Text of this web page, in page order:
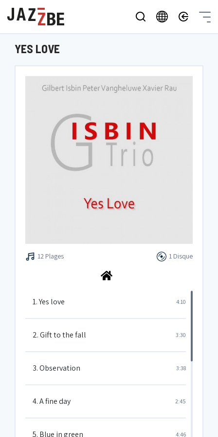
YES LOVE
12 Plages 1 Disque
1. Yes love 4:10
2. Gift to the fall 3:30
3. Observation 3:38
4. A fine day 2:45
5. Blue in green 4:46